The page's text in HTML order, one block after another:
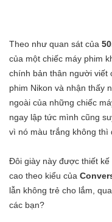
Theo như quan sát của
của một chiếc máy phim
chính bản thân người viết
phim Nikon và nhận thấy
ngoài của những chiếc
ngay lập tức mình cũng
vì nó màu trắng không thì
Đôi giày này được thiết
cao theo kiểu của
lẫn không trẻ cho lắm,
các bạn?